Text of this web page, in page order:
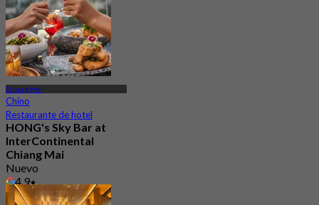
Chiang Mai
Chino
Restaurante de hotel
HONG's Sky Bar at
InterContinental
Chiang Mai
Nuevo
4.9
Desde฿ 337.5